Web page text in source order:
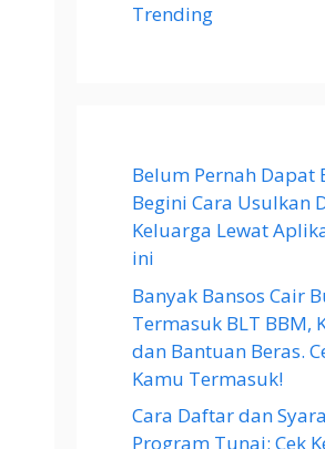
Trending
Belum Pernah Dapat
Begini Cara Usulkan
Keluarga Lewat
ini
Banyak Bansos Cair
Termasuk BLT BBM,
dan Bantuan Beras.
Kamu Termasuk!
Cara Daftar dan
Program Tunai: Cek